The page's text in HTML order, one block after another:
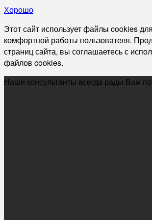
Хорошо
Этот сайт использует файлы cookies
комфортной работы пользователя.
страниц сайта, вы соглашаетесь с
файлов cookies.
Наши консультанты всегда рады Вам